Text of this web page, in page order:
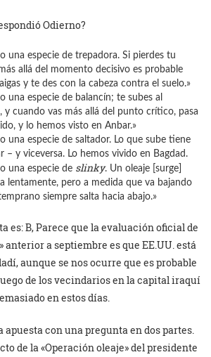
Odierno?
una especie de trepadora. Si pierdes tu
allá del momento decisivo es probable
y te des con la cabeza contra el suelo.»
una especie de balancín; te subes al
y cuando vas más allá del punto crítico, pasa
y lo hemos visto en Anbar.»
una especie de saltador. Lo que sube tiene
– y viceversa. Lo hemos vivido en Bagdad.
una especie de slinky. Un oleaje [surge]
lentamente, pero a medida que va bajando
siempre salta hacia abajo.»
es: B, Parece que la evaluación oficial de
anterior a septiembre es que EE.UU. está
aunque se nos ocurre que es probable
de los vecindarios en la capital iraquí
en estos días.
apuesta con una pregunta en dos partes.
de la «Operación oleaje» del presidente